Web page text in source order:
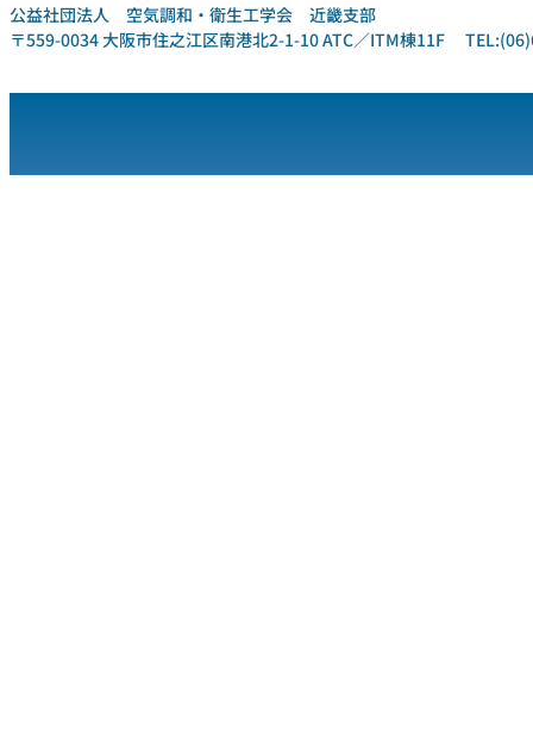
公益社団法人 空気調和・衛生工学会 近畿支部
〒559-0034 大阪市住之江区南港北2-1-10 ATC／ITM棟11F